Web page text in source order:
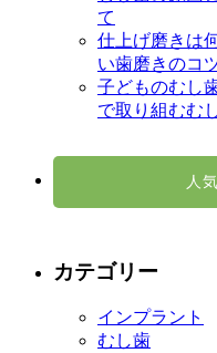
て
仕上げ磨きは
い歯磨きのコ
子どものむし
で取り組むむ
人
カテゴリー
インプラント
むし歯